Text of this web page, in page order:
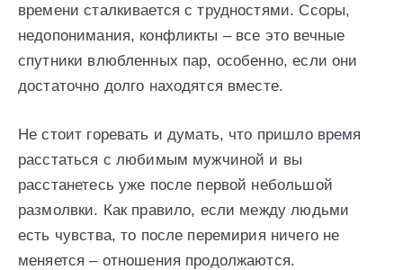
времени сталкивается с трудностями. Ссоры,
недопонимания, конфликты – все это вечные
спутники влюбленных пар, особенно, если они
достаточно долго находятся вместе.
Не стоит горевать и думать, что пришло время
расстаться с любимым мужчиной и вы
расстанетесь уже после первой небольшой
размолвки. Как правило, если между людьми
есть чувства, то после перемирия ничего не
меняется – отношения продолжаются.